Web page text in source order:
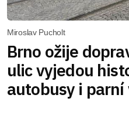
Miroslav Pucholt
Brno ožije
ulic vyjedou
autobusy i parní